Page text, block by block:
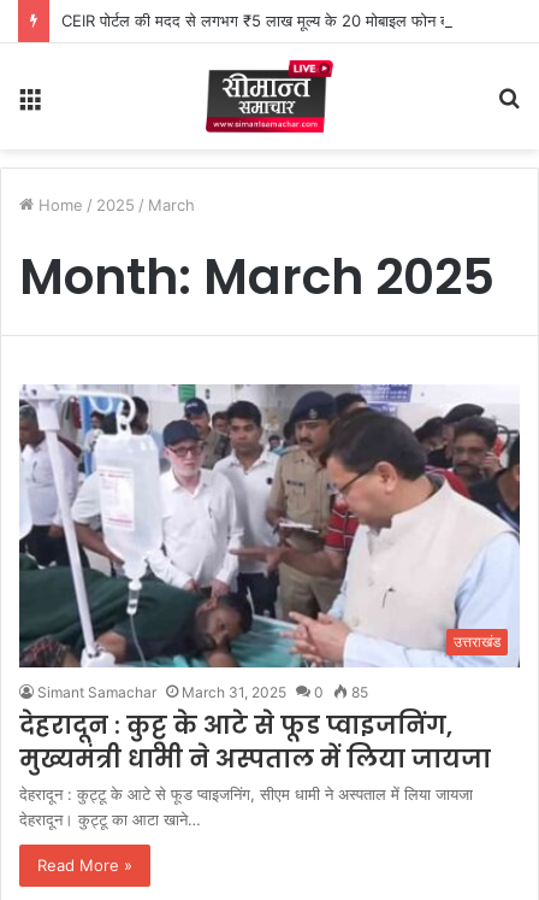
CEIR पोर्टल की मदद से लगभग ₹5 लाख मूल्य के 20 मोबाइल फोन बरामद
Home / 2025 / March
Month: March 2025
उत्तराखंड
Simant Samachar March 31, 2025 0 85
देहरादून : कुट्टू के आटे से फूड प्वाइजनिंग,
मुख्यमंत्री धामी ने अस्पताल में लिया जायजा
देहरादून : कुट्टू के आटे से फूड प्वाइजनिंग, सीएम धामी ने अस्पताल में लिया जायजा
देहरादून। कुट्टू का आटा खाने…
Read More »